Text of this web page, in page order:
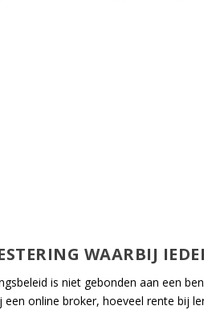
WAARBIJ
is niet gebonden aan een
een online broker, hoeveel rente bij